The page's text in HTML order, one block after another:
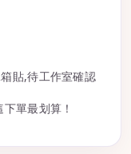
貼,待工作室確認
單最划算！